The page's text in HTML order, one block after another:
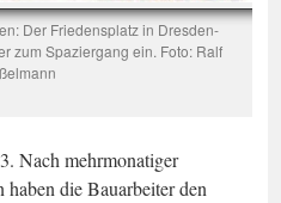
Der Friedensplatz in Dresden-
zum Spaziergang ein. Foto: Ralf
Nach mehrmonatiger
die Bauarbeiter den